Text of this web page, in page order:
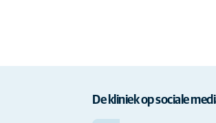
De kliniek op sociale